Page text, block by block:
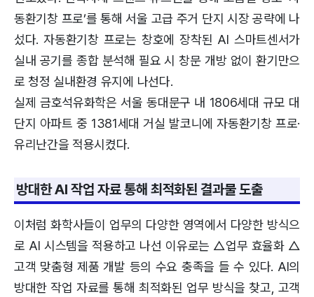
동환기창 프로’를 통해 서울 고급 주거 단지 시장 공략에 나
섰다. 자동환기창 프로는 창호에 장착된 AI 스마트센서가
실내 공기를 종합 분석해 필요 시 창문 개방 없이 환기만으
로 청정 실내환경 유지에 나선다.
실제 금호석유화학은 서울 동대문구 내 1806세대 규모 대
단지 아파트 중 1381세대 거실 발코니에 자동환기창 프로·
유리난간을 적용시켰다.
방대한 AI 작업 자료 통해 최적화된 결과물 도출
이처럼 화학사들이 업무의 다양한 영역에서 다양한 방식으
로 AI 시스템을 적용하고 나선 이유로는 △업무 효율화 △
고객 맞춤형 제품 개발 등의 수요 충족을 들 수 있다. AI의
방대한 작업 자료를 통해 최적화된 업무 방식을 찾고, 고객